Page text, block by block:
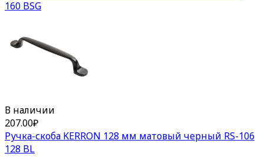
160 BSG
В наличии
207.00₽
Ручка-скоба KERRON 128 мм матовый черный RS-106
128 BL